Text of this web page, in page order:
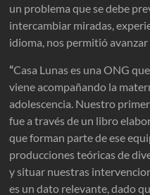
un problema que se debe
intercambiar miradas,
idioma, nos permitió
“Casa Lunas es una ONG
viene acompañando la
adolescencia. Nuestro
fue a través de un libro
que forman parte de ese
producciones teóricas de
y situar nuestras
es un dato relevante, dado